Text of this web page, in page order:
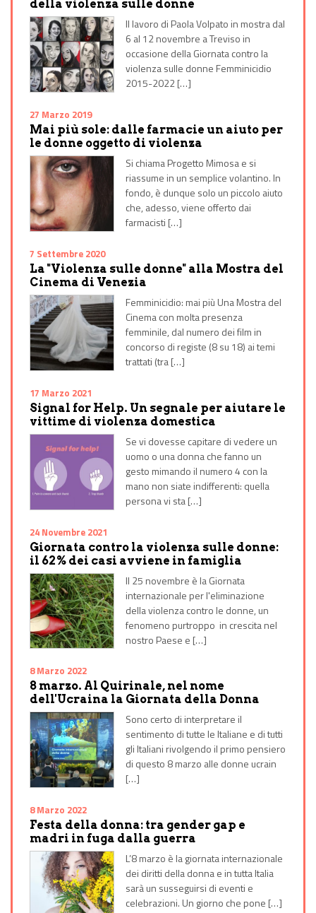
della violenza sulle donne
Il lavoro di Paola Volpato in mostra dal
6 al 12 novembre a Treviso in
occasione della Giornata contro la
violenza sulle donne Femminicidio
2015-2022 […]
27 Marzo 2019
Mai più sole: dalle farmacie un aiuto per
le donne oggetto di violenza
Si chiama Progetto Mimosa e si
riassume in un semplice volantino. In
fondo, è dunque solo un piccolo aiuto
che, adesso, viene offerto dai
farmacisti […]
7 Settembre 2020
La "Violenza sulle donne" alla Mostra del
Cinema di Venezia
Femminicidio: mai più Una Mostra del
Cinema con molta presenza
femminile, dal numero dei film in
concorso di registe (8 su 18) ai temi
trattati (tra […]
17 Marzo 2021
Signal for Help. Un segnale per aiutare le
vittime di violenza domestica
Se vi dovesse capitare di vedere un
uomo o una donna che fanno un
gesto mimando il numero 4 con la
mano non siate indifferenti: quella
persona vi sta […]
24 Novembre 2021
Giornata contro la violenza sulle donne:
il 62% dei casi avviene in famiglia
Il 25 novembre è la Giornata
internazionale per l'eliminazione
della violenza contro le donne, un
fenomeno purtroppo in crescita nel
nostro Paese e […]
8 Marzo 2022
8 marzo. Al Quirinale, nel nome
dell'Ucraina la Giornata della Donna
Sono certo di interpretare il
sentimento di tutte le Italiane e di tutti
gli Italiani rivolgendo il primo pensiero
di questo 8 marzo alle donne ucrain
[…]
8 Marzo 2022
Festa della donna: tra gender gap e
madri in fuga dalla guerra
L’8 marzo è la giornata internazionale
dei diritti della donna e in tutta Italia
sarà un susseguirsi di eventi e
celebrazioni. Un giorno che pone […]